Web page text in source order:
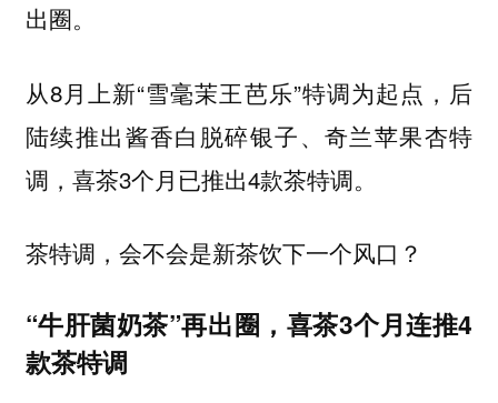
出圈。
从8月上新“雪毫茉王芭乐”特调为起点，后
陆续推出酱香白脱碎银子、奇兰苹果杏特
调，喜茶3个月已推出4款茶特调。
茶特调，会不会是新茶饮下一个风口？
“牛肝菌奶茶”再出圈，喜茶3个月连推4
款茶特调